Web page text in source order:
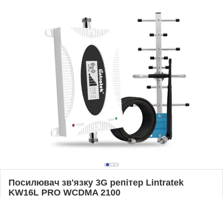
Посилювач зв'язку 3G репітер Lintratek
KW16L PRO WCDMA 2100